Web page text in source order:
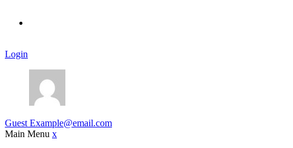
Login
Guest Example@email.com
Main Menu x